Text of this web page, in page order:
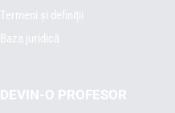
Termeni și definiții
Baza juridică
DEVIN-O PROFESOR